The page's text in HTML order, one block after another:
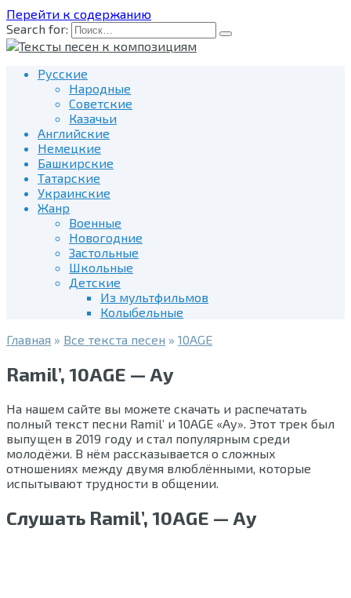
Перейти к содержанию
Search for:
Русские
Народные
Советские
Казачьи
Английские
Немецкие
Башкирские
Татарские
Украинские
Жанр
Военные
Новогодние
Застольные
Школьные
Детские
Из мультфильмов
Колыбельные
Главная » Все текста песен » 10AGE
Ramil’, 10AGE — Ау
На нашем сайте вы можете скачать и распечатать
полный текст песни Ramil’ и 10AGE «Ау». Этот трек был
выпущен в 2019 году и стал популярным среди
молодёжи. В нём рассказывается о сложных
отношениях между двумя влюблёнными, которые
испытывают трудности в общении.
Слушать Ramil’, 10AGE — Ау